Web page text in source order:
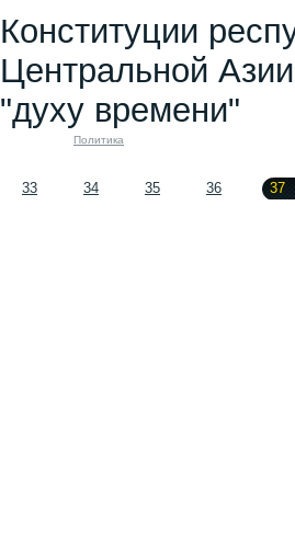
Конституции
Центральной
"духу времени"
Политика
33 34 35 36
37